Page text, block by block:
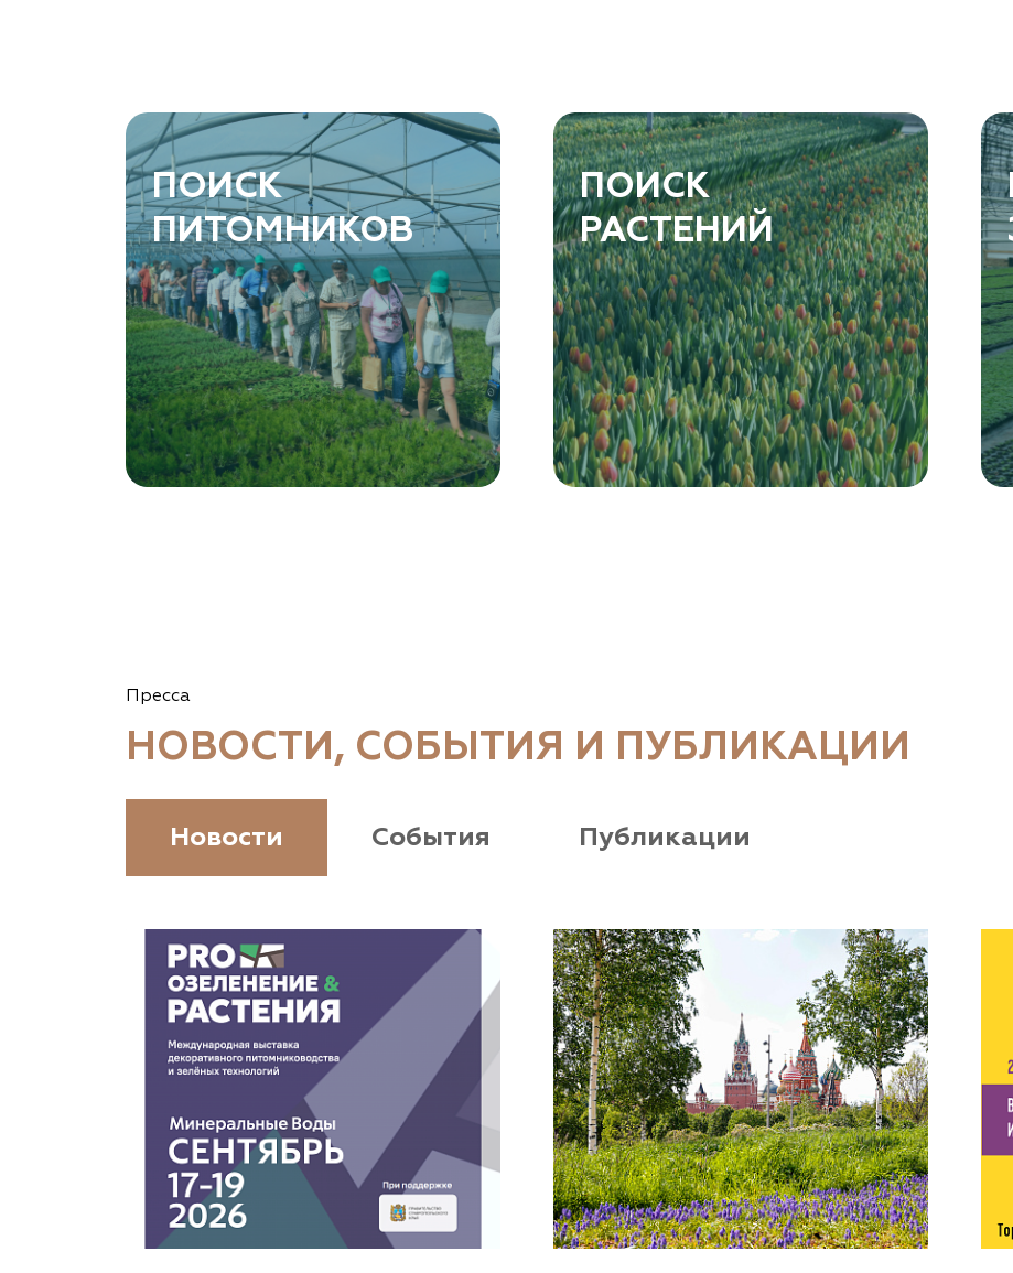
ArtGreen (питомник декоративных
растений, АртГрин)
Ростовская область, Ростов-на-Дону,
Левобережная ул, дом № 37
8 966 206 7222
www.art-green.ru
Garden Group, ООО «Девелопмент Груп»
Томская область, Томский р-н, посёлок
Ветеран-4, СНТ Снабженец
Гомельская область, Гомельский р-н, с/с
Прибытковский, д. Климовка, ул. Совхозная 2-я,
Ташкентская область, Зангиатинский р-н, ул.
Канимаева, д. 9
«ЁЛЫ-ПАЛЫ», питомник декоративных
Самарская область, с. Подстепки, ул.
Фермерская 14 А
www.yoly-paly.ru
ПОИСК
ПИТОМНИКОВ
ПОИСК
РАСТЕНИЙ
Пресса
НОВОСТИ, СОБЫТИЯ И ПУБЛИКАЦИИ
Новости События Публикации